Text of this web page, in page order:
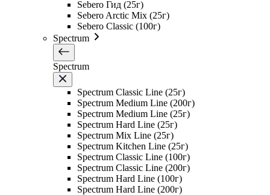
Sebero Гид (25г)
Sebero Arctic Mix (25г)
Sebero Classic (100г)
Spectrum
Spectrum
Spectrum Classic Line (25г)
Spectrum Medium Line (200г)
Spectrum Medium Line (25г)
Spectrum Hard Line (25г)
Spectrum Mix Line (25г)
Spectrum Kitchen Line (25г)
Spectrum Classic Line (100г)
Spectrum Classic Line (200г)
Spectrum Hard Line (100г)
Spectrum Hard Line (200г)